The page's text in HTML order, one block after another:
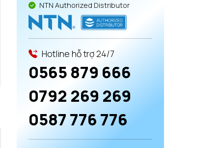
NTN Authorized Distributor
Hotline hỗ trợ 24/7
0565 879 666
0792 269 269
0587 776 776